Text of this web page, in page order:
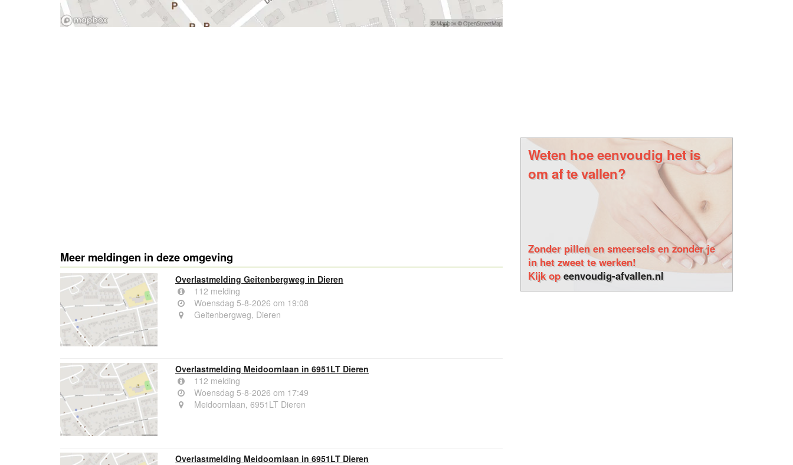
Meer meldingen in deze omgeving
Overlastmelding Geitenbergweg in Dieren
112 melding
Woensdag 5-8-2026 om 19:08
Geitenbergweg, Dieren
Overlastmelding Meidoornlaan in 6951LT Dieren
112 melding
Woensdag 5-8-2026 om 17:49
Meidoornlaan, 6951LT Dieren
Overlastmelding Meidoornlaan in 6951LT Dieren
Weten hoe eenvoudig het is
om af te vallen?
Zonder pillen en smeersels en zonder je
in het zweet te werken!
Kijk opeenvoudig-afvallen.nl